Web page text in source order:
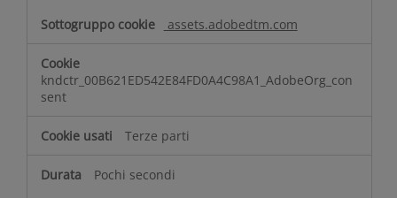
assets.adobedtm.com
kndctr_00B621ED542E84FD0A4C98A1_AdobeOrg_con
sent
Terze parti
Pochi secondi